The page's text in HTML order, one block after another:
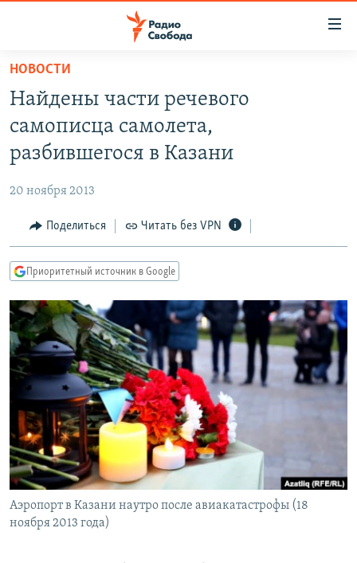
упрощенного
доступа
основному
Вернутся
Вернутся
поиску
ПОДКАСТЫ
АВТОРСКИЕ ПРОЕКТЫ
МНЕНИЯ
КУЛЬТУРА
КАВКАЗ.РЕАЛИИ
СЕВЕР.РЕАЛИИ
СИБИРЬ.РЕАЛИИ
РАСПИСАНИЕ ВЕЩАНИЯ
ПОДПИШИТЕСЬ НА РАССЫЛКУ
СОЦИАЛЬНЫЕ СЕТИ
НОВОСТИ
Найдены части речевого
самописца самолета,
разбившегося в Казани
20 ноября 2013
Поделиться Читать без VPN
Приоритетный источник в Google
Аэропорт в Казани наутро после авиакатастрофы (18
ноября 2013 года)